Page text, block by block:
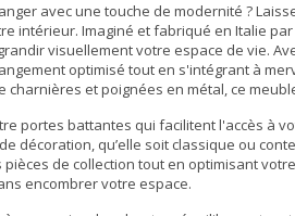
avec une touche de modernité ?
intérieur. Imaginé et fabriqué en Italie
visuellement votre espace de vie.
optimisé tout en s'intégrant à
charnières et poignées en métal, ce
portes battantes qui facilitent l'accès à
décoration, qu’elle soit classique ou
de collection tout en optimisant
encombrer votre espace.